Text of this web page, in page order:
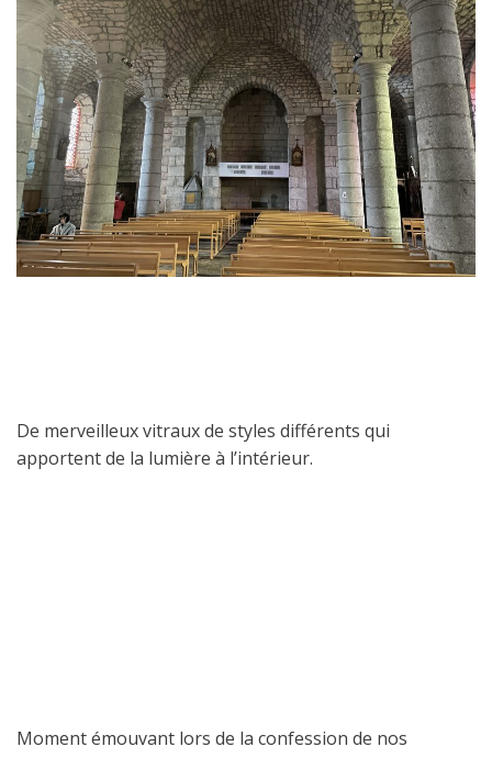
De merveilleux vitraux de styles différents qui
apportent de la lumière à l’intérieur.
Moment émouvant lors de la confession de nos